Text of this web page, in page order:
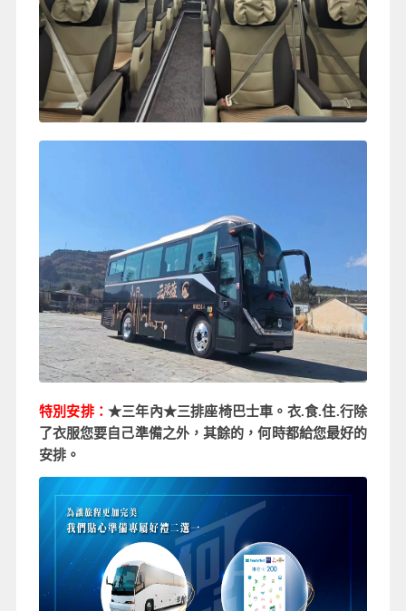
特別安排： ★三年內★三排座椅巴士車。衣.食.住.行除
了衣服您要自己準備之外，其餘的，何時都給您最好的
安排。